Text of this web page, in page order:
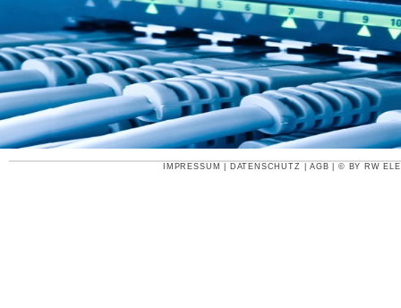
IMPRESSUM DATENSCHUTZ |AGB | © BY RW